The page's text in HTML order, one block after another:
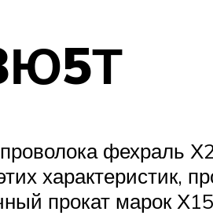
проволока фехраль
характеристик,
прокат